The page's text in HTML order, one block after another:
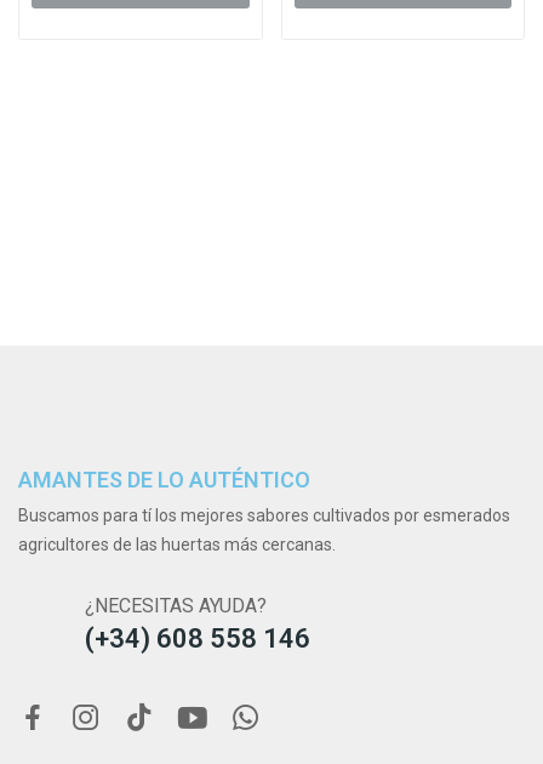
AMANTES DE LO AUTÉNTICO
Buscamos para tí los mejores sabores cultivados por esmerados
agricultores de las huertas más cercanas.
¿NECESITAS AYUDA?
(+34) 608 558 146